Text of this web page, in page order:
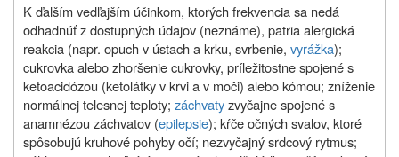
K ďalším vedľajším účinkom, ktorých frekvencia sa nedá
odhadnúť z dostupných údajov (neznáme), patria alergická
reakcia (napr. opuch v ústach a krku, svrbenie, vyrážka);
cukrovka alebo zhoršenie cukrovky, príležitostne spojené s
ketoacidózou (ketolátky v krvi a v moči) alebo kómou; zníženie
normálnej telesnej teploty; záchvatyzvyčajne spojené s
anamnézou záchvatov (epilepsie); kŕče očných svalov, ktoré
spôsobujú kruhové pohyby očí; nezvyčajný srdcový rytmus;